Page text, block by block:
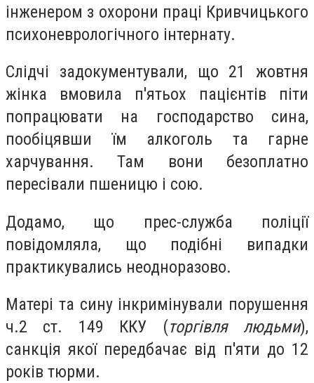
інженером з охорони праці Кривчицького
психоневрологічного інтернату.
Слідчі задокументували, що 21 жовтня
жінка вмовила п'ятьох пацієнтів піти
попрацювати на господарство сина,
пообіцявши їм алкоголь та гарне
харчування. Там вони безоплатно
пересівали пшеницю і сою.
Додамо, що прес-служба поліції
повідомляла, що подібні випадки
практикувались неодноразово.
Матері та сину інкримінували порушення
ч.2 ст. 149 ККУ (торгівля людьми),
санкція якої передбачає від п'яти до 12
років тюрми.